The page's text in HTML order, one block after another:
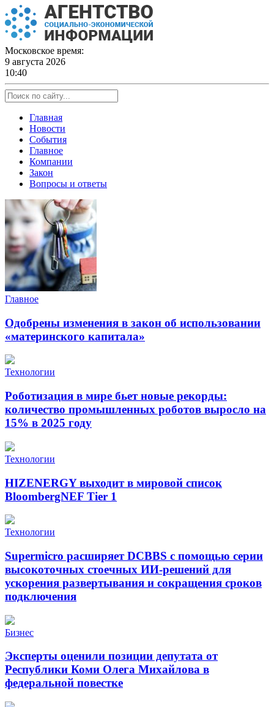
Skip
to
content
Московское время:
9 августа 2026
10:40
Главная
Новости
События
Главное
Компании
Закон
Вопросы и ответы
Главное
Одобрены изменения в закон об использовании
«материнского капитала»
Технологии
Роботизация в мире бьет новые рекорды:
количество промышленных роботов выросло на
15% в 2025 году
Технологии
HIZENERGY выходит в мировой список
BloombergNEF Tier 1
Технологии
Supermicro расширяет DCBBS с помощью серии
высокоточных стоечных ИИ-решений для
ускорения развертывания и сокращения сроков
подключения
Бизнес
Эксперты оценили позиции депутата от
Республики Коми Олега Михайлова в
федеральной повестке